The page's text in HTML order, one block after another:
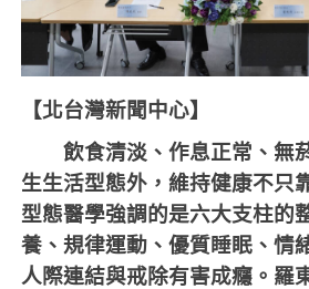
【北台灣新聞中心】
飲食清淡、作息正常、無
生生活型態外，維持健康不只
型態醫學強調的是六大支柱的
養、規律運動、優質睡眠、情
人際連結與戒除有害成癮。羅